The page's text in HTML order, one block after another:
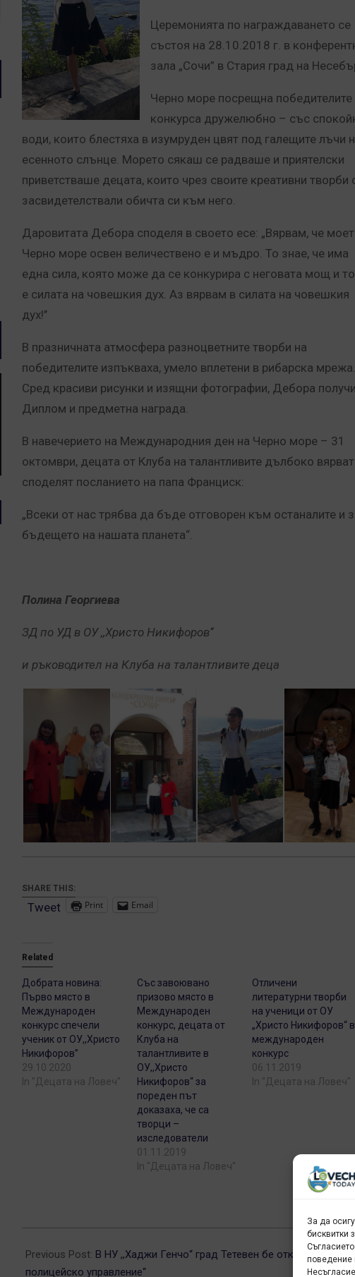
За да
бисквитки
поведение
Церемонията по награждаването се
състоя на 28.10.2018 г. в
зала „Сочи” в Стария град на
Черно море посрещна победителите
конкурса дружелюбно – със
води, които блестяха в изумруден цвят под галещите лъчи
есенното слънце. Морето сякаш се радваше и приятелски
приветстваше децата, които чрез своите креативни творби
засвидетелствали обичта си към него.
Даровитата Дебора споделя в своето есе: „Вярвам, че
Черно море освен величествено е и мъдро. То знае, че има
една сила, която може да се конкурира с неговата мощ и
е силата на човешкия дух. Аз вярвам в силата на човешкия
дух!’’
В празничната атмосфера разноцветните творби на
победителите изпъкваха, умело вплетени в рибарска мрежа.
Сред красиви рисунки и изящни фотографии, Дебора получи
Диплом и предметна награда.
В навечерието на Международния ден на Черно море – 31
октомври, децата от Клуба на талантливите дълбоко
споделят посланието на папа Франциск:
„Всеки от нас трябва да бъде отговорен към останалите и
бъдещето на нашата планета“.
Полина Георгиева
ЗД по УД в ОУ ,,Христо Никифоров‘‘
и ръководител на Клуба на талантливите деца
SHARE THIS:
Tweet Print Email
Related
Добрата новина:
Първо място в
Mеждународен
конкурс спечели
ученик от ОУ,,Христо
Никифоров’’
29.10.2020
In "Децата на Ловеч"
Със завоювано
призово място в
Международен
конкурс, децата от
Клуба на
талантливите в
ОУ,,Христо
Никифоров‘‘ за
пореден път
доказаха, че са
творци –
изследователи
01.11.2019
In "Децата на Ловеч"
Отличени
литературни творби
на ученици от ОУ
„Христо Никифоров“ в
международен
конкурс
06.11.2019
In "Децата на Ловеч"
10-
29
Previous Post: В НУ ,,Хаджи Генчо“ град Тетевен бе открито
полицейско управление“